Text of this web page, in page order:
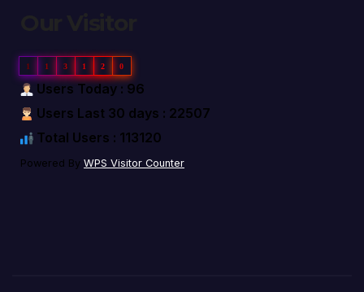
1 1 3 1 2 0
Users Today : 96
Users Last 30 days : 22507
Total Users : 113120
Powered By WPS Visitor Counter